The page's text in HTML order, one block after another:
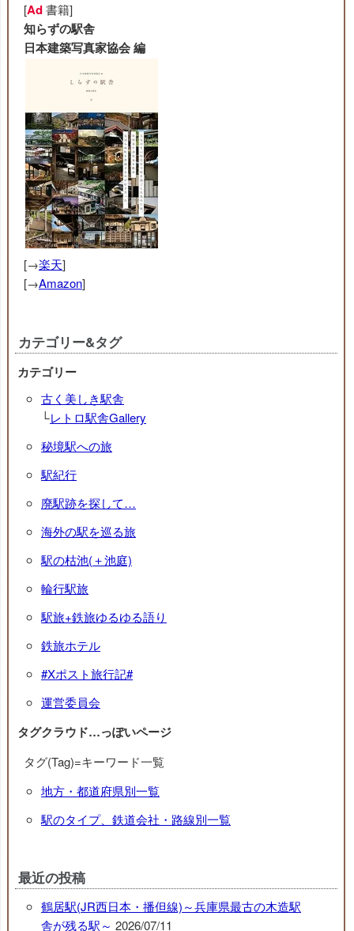
[Ad書籍]
知らずの駅舎
日本建築写真家協会 編
[→楽天]
[→Amazon]
カテゴリー&タグ
カテゴリー
古く美しき駅舎
└レトロ駅舎Gallery
秘境駅への旅
駅紀行
廃駅跡を探して…
海外の駅を巡る旅
駅の枯池(＋池庭)
輪行駅旅
駅旅+鉄旅ゆるゆる語り
鉄旅ホテル
#Xポスト旅行記#
運営委員会
タグクラウド…っぽいページ
タグ(Tag)=キーワード一覧
地方・都道府県別一覧
駅のタイプ、鉄道会社・路線別一覧
最近の投稿
鶴居駅(JR西日本・播但線)～兵庫県最古の木造駅
舎が残る駅～ 2026/07/11